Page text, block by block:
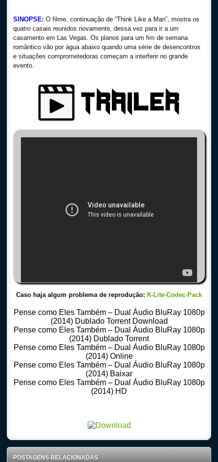
SINOPSE: O filme, continuação de “Think Like a Man”, mostra os
quatro casais reunidos novamente, dessa vez para ir a um
casamento em Las Vegas. Os planos para um fim de semana
romântico vão por água abaixo quando uma série de desencontros
e situações comprometedoras começam a interferir no grande
evento.
Caso haja algum problema de reprodução: K-Lite-Codec-Pack
Pense como Eles Também – Dual Áudio BluRay 1080p
(2014) Dublado Torrent Download
Pense como Eles Também – Dual Áudio BluRay 1080p
(2014) Dublado Torrent
Pense como Eles Também – Dual Áudio BluRay 1080p
(2014) Online
Pense como Eles Também – Dual Áudio BluRay 1080p
(2014) Baixar
Pense como Eles Também – Dual Áudio BluRay 1080p
(2014) HD
POSTAGENS RELACIONADAS